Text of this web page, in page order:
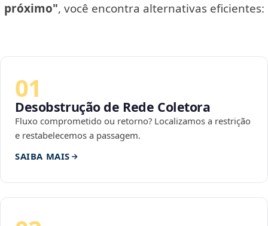
próximo", você encontra alternativas eficientes:
01
Desobstrução de Rede Coletora
Fluxo comprometido ou retorno? Localizamos a restrição
e restabelecemos a passagem.
SAIBA MAIS